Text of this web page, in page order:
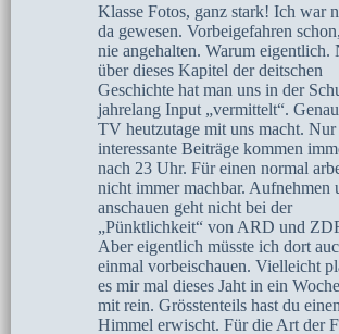
Klasse Fotos, ganz stark! Ich war
da gewesen. Vorbeigefahren
nie angehalten. Warum eigentlich.
über dieses Kapitel der deitschen
Geschichte hat man uns in der
jahrelang Input „vermittelt“.
TV heutzutage mit uns macht.
interessante Beiträge kommen
nach 23 Uhr. Für einen normal
nicht immer machbar. Aufnehmen
anschauen geht nicht bei der
„Pünktlichkeit“ von ARD und
Aber eigentlich müsste ich dort
einmal vorbeischauen. Vielleicht
es mir mal dieses Jaht in ein
mit rein. Grösstenteils hast du
Himmel erwischt. Für die Art der